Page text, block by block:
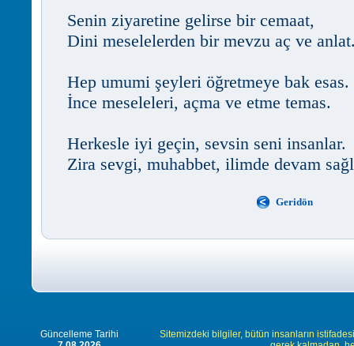
Senin ziyaretine gelirse bir cemaat,
Dini meselelerden bir mevzu aç ve
Hep umumi şeyleri öğretmeye bak esas.
İnce meseleleri, açma ve etme temas.
Herkesle iyi geçin, sevsin seni insanlar.
Zira sevgi, muhabbet, ilimde devam
Geridön
Güncelleme Tarihi
Sitemizdeki bilgiler, bütün insanların